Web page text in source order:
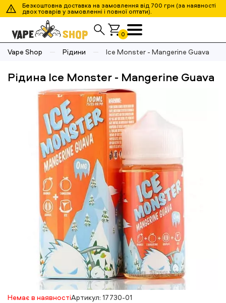
Безкоштовна доставка на замовлення від 700 грн (за наявності
двох товарів у замовленні і повної оптати).
0
Vape Shop Рідини Ice Monster - Mangerine Guava
Рідина Ice Monster - Mangerine Guava
Немає в наявностіАртикул: 17730-01